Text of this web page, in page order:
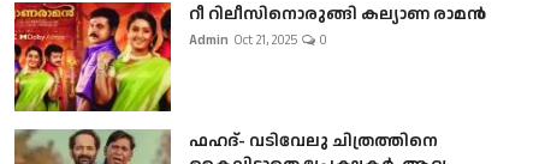
റീ റിലീസിനൊരുങ്ങി കല്യാണ രാമൻ
Admin Oct 21, 2025 0
ഫഹദ്- വടിവേലു ചിത്രത്തിനെ